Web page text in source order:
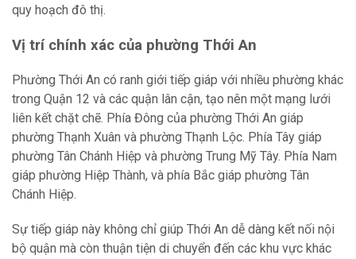
quy hoạch đô thị.
Vị trí chính xác của phường Thới An
Phường Thới An có ranh giới tiếp giáp với nhiều phường khác
trong Quận 12 và các quận lân cận, tạo nên một mạng lưới
liên kết chặt chẽ. Phía Đông của phường Thới An giáp
phường Thạnh Xuân và phường Thạnh Lộc. Phía Tây giáp
phường Tân Chánh Hiệp và phường Trung Mỹ Tây. Phía Nam
giáp phường Hiệp Thành, và phía Bắc giáp phường Tân
Chánh Hiệp.
Sự tiếp giáp này không chỉ giúp Thới An dễ dàng kết nối nội
bộ quận mà còn thuận tiện di chuyển đến các khu vực khác